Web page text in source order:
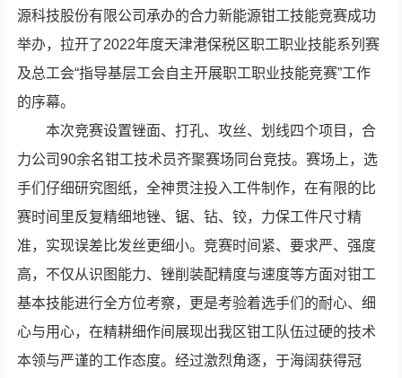
源科技股份有限公司承办的合力新能源钳工技能竞赛成功
举办，拉开了2022年度天津港保税区职工职业技能系列赛
及总工会“指导基层工会自主开展职工职业技能竞赛”工作
的序幕。
本次竞赛设置锉面、打孔、攻丝、划线四个项目，合
力公司90余名钳工技术员齐聚赛场同台竞技。赛场上，选
手们仔细研究图纸，全神贯注投入工件制作，在有限的比
赛时间里反复精细地锉、锯、钻、铰，力保工件尺寸精
准，实现误差比发丝更细小。竞赛时间紧、要求严、强度
高，不仅从识图能力、锉削装配精度与速度等方面对钳工
基本技能进行全方位考察，更是考验着选手们的耐心、细
心与用心，在精耕细作间展现出我区钳工队伍过硬的技术
本领与严谨的工作态度。经过激烈角逐，于海阔获得冠